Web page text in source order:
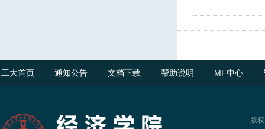
工大首页 通知公告 文档下载 帮助说明 MF中心
版